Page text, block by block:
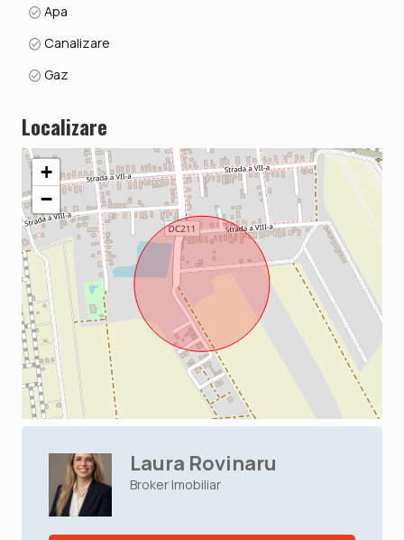
Apa
Canalizare
Gaz
Localizare
+
−
Laura Rovinaru
Broker Imobiliar